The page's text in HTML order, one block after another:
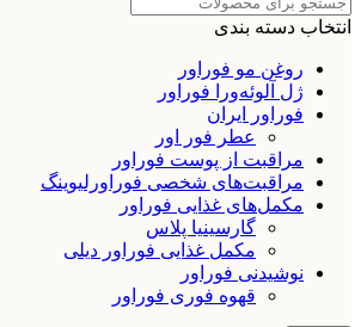
انتخاب دسته بندی
روغن مو فوراور
ژل آلوئه‌ورا فوراور
فوراور ایران
عطر فور اور
مراقبت از پوست فوراور
مراقبت‌های شخصی فوراورلیوینگ
مکمل‌های غذایی فوراور
گارسینیا پلاس
مکمل غذایی فوراور دیلی
نوشیدنی فوراور
قهوه فوری فوراور